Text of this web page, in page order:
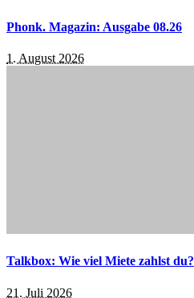
Phonk. Magazin: Ausgabe 08.26
1. August 2026
Talkbox: Wie viel Miete zahlst du?
21. Juli 2026